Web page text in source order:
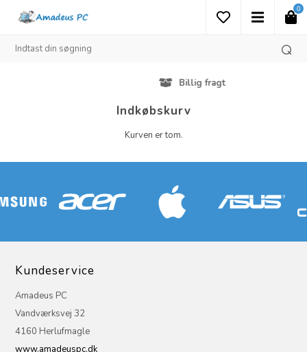
0
Billig fragt
Indkøbskurv
Kurven er tom.
Kundeservice
Amadeus PC
Vandværksvej 32
4160 Herlufmagle
www.amadeuspc.dk